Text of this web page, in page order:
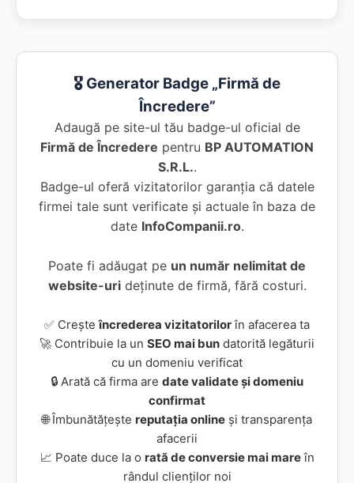
🎖️ Generator Badge „Firmă de
Încredere”
Adaugă pe site-ul tău badge-ul oficial de
Firmă de Încredere pentru BP AUTOMATION
S.R.L..
Badge-ul oferă vizitatorilor garanția că datele
firmei tale sunt verificate și actuale în baza de
date InfoCompanii.ro.
Poate fi adăugat pe un număr nelimitat de
website-urideținute de firmă, fără costuri.
✅ Creșteîncrederea vizitatorilorîn afacerea ta
🚀 Contribuie la un SEO mai bun datorită legăturii
cu un domeniu verificat
🔒 Arată că firma are date validate și domeniu
confirmat
🌐 Îmbunătățește reputația online și transparența
afacerii
📈 Poate duce la o rată de conversie mai mareîn
rândul clienților noi